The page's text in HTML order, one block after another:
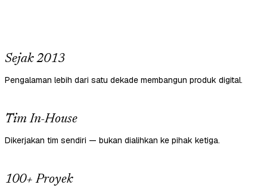
Sejak 2013
Pengalaman lebih dari satu dekade membangun produk digital.
Tim In-House
Dikerjakan tim sendiri — bukan dialihkan ke pihak ketiga.
100+ Proyek